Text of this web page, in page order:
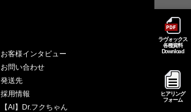
ラヴォックス
各種資料
Download
ヒアリング
フォーム
お客様インタビュー
お問い合わせ
発送先
採用情報
【AI】Dr.フクちゃん